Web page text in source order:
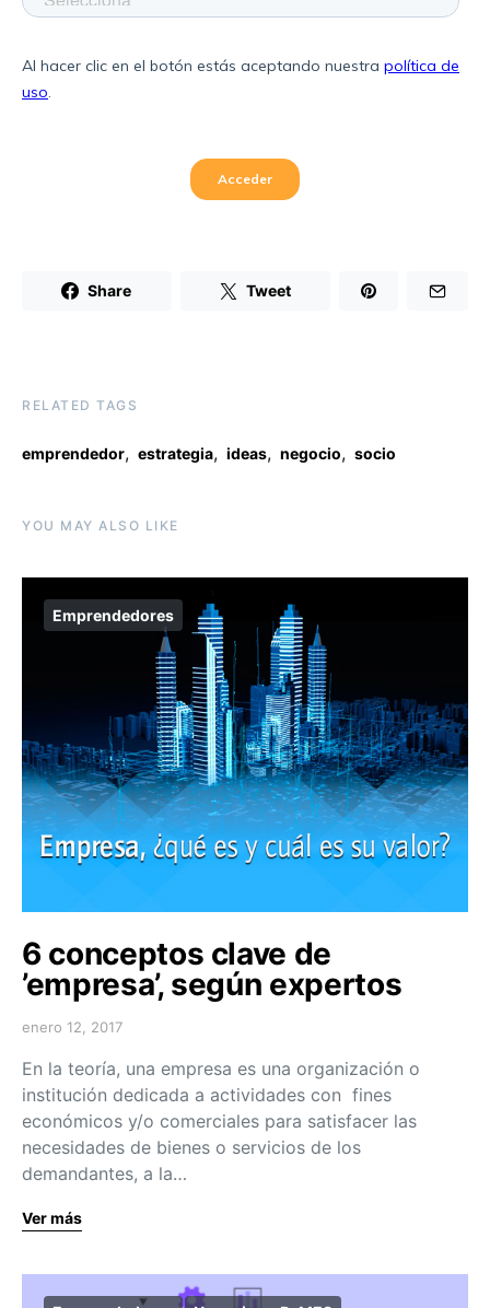
Share Tweet
RELATED TAGS
emprendedor, estrategia, ideas, negocio, socio
YOU MAY ALSO LIKE
Emprendedores
6 conceptos clave de
’empresa’, según expertos
enero 12, 2017
En la teoría, una empresa es una organización o
institución dedicada a actividades con fines
económicos y/o comerciales para satisfacer las
necesidades de bienes o servicios de los
demandantes, a la…
Ver más